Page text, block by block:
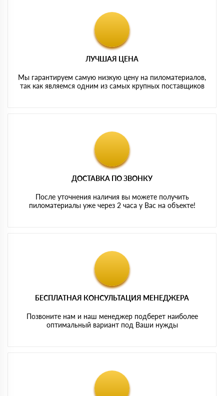
ЛУЧШАЯ ЦЕНА
Мы гарантируем самую низкую цену на пиломатериалов,
так как являемся одним из самых крупных поставщиков
ДОСТАВКА ПО ЗВОНКУ
После уточнения наличия вы можете получить
пиломатериалы уже через 2 часа у Вас на объекте!
БЕСПЛАТНАЯ КОНСУЛЬТАЦИЯ МЕНЕДЖЕРА
Позвоните нам и наш менеджер подберет наиболее
оптимальный вариант под Ваши нужды